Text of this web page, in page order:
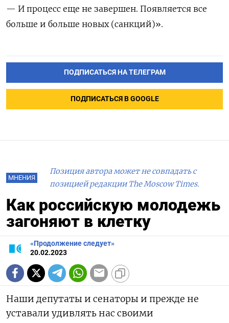
— И процесс еще не завершен. Появляется все
больше и больше новых (санкций)».
ПОДПИСАТЬСЯ НА ТЕЛЕГРАМ
ПОДПИСАТЬСЯ В GOOGLE
МНЕНИЯ
Позиция автора может не совпадать с
позицией редакции The Moscow Times.
Как российскую молодежь
загоняют в клетку
«Продолжение следует»
20.02.2023
Наши депутаты и сенаторы и прежде не
уставали удивлять нас своими